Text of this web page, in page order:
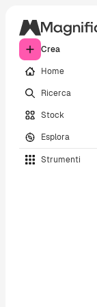
Crea
Home
Ricerca
Stock
Esplora
Strumenti